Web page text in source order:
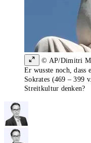
© AP/Dimitri
Er wusste noch, dass
Sokrates (469 – 399
Streitkultur denken?